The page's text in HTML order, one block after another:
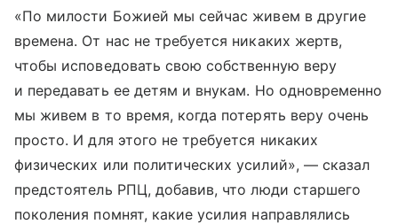
«По милости Божией мы сейчас живем в другие
времена. От нас не требуется никаких жертв,
чтобы исповедовать свою собственную веру
и передавать ее детям и внукам. Но одновременно
мы живем в то время, когда потерять веру очень
просто. И для этого не требуется никаких
физических или политических усилий», — сказал
предстоятель РПЦ, добавив, что люди старшего
поколения помнят, какие усилия направлялись